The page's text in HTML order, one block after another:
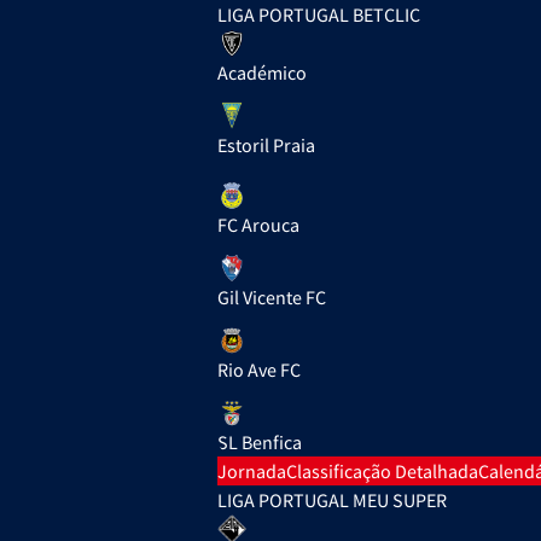
LIGA PORTUGAL BETCLIC
Académico
Estoril Praia
FC Arouca
Gil Vicente FC
Rio Ave FC
SL Benfica
JornadaClassificação Detalhada
LIGA PORTUGAL MEU SUPER